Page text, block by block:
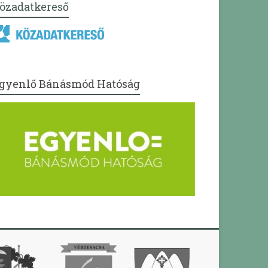
Bánásmód Hatóság